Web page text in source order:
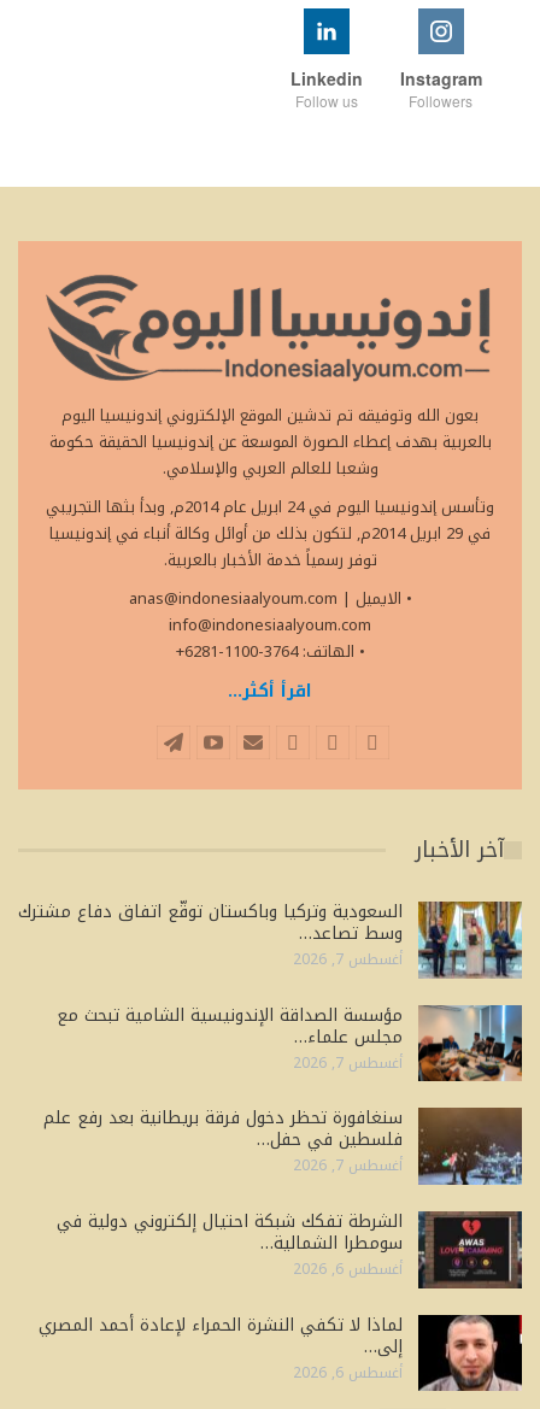
Instagram
Followers
Linkedin
Follow us
بعون الله وتوفيقه تم تدشين الموقع الإلكتروني إندونيسيا اليوم
بالعربية بهدف إعطاء الصورة الموسعة عن إندونيسيا الحقيقة حكومة
وشعبا للعالم العربي والإسلامي.
وتأسس إندونيسيا اليوم في 24 ابريل عام 2014م, وبدأ بثها التجريبي
في 29 ابريل 2014م, لتكون بذلك من أوائل وكالة أنباء في إندونيسيا
توفر رسمياً خدمة الأخبار بالعربية.
• الايميل
anas@indonesiaalyoum.com |
info@indonesiaalyoum.com
• الهاتف: 3764-1100-6281+
اقرأ أكثر...
آخر الأخبار
السعودية وتركيا وباكستان توقّع اتفاق دفاع مشترك
وسط تصاعد…
أغسطس 7, 2026
مؤسسة الصداقة الإندونيسية الشامية تبحث مع
مجلس علماء…
أغسطس 7, 2026
سنغافورة تحظر دخول فرقة بريطانية بعد رفع علم
فلسطين في حفل…
أغسطس 7, 2026
الشرطة تفكك شبكة احتيال إلكتروني دولية في
سومطرا الشمالية…
أغسطس 6, 2026
لماذا لا تكفي النشرة الحمراء لإعادة أحمد المصري
إلى…
أغسطس 6, 2026